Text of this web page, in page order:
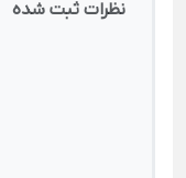
نظرات ثبت شده